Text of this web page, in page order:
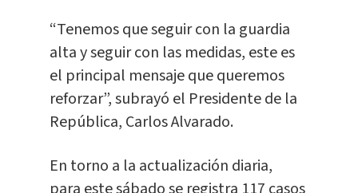
“Tenemos que seguir con la guardia
alta y seguir con las medidas, este es
el principal mensaje que queremos
reforzar”, subrayó el Presidente de la
República, Carlos Alvarado.
En torno a la actualización diaria,